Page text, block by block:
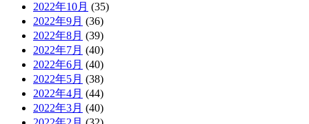
2022年10月 (35)
2022年9月 (36)
2022年8月 (39)
2022年7月 (40)
2022年6月 (40)
2022年5月 (38)
2022年4月 (44)
2022年3月 (40)